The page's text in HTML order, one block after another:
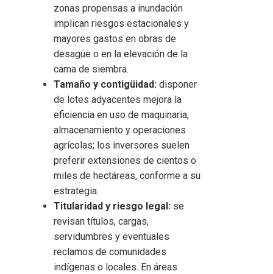
zonas propensas a inundación
implican riesgos estacionales y
mayores gastos en obras de
desagüe o en la elevación de la
cama de siembra.
Tamaño y contigüidad: disponer
de lotes adyacentes mejora la
eficiencia en uso de maquinaria,
almacenamiento y operaciones
agrícolas; los inversores suelen
preferir extensiones de cientos o
miles de hectáreas, conforme a su
estrategia.
Titularidad y riesgo legal: se
revisan títulos, cargas,
servidumbres y eventuales
reclamos de comunidades
indígenas o locales. En áreas